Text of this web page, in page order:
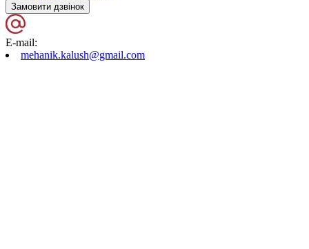
Замовити дзвінок
E-mail:
mehanik.kalush@gmail.com